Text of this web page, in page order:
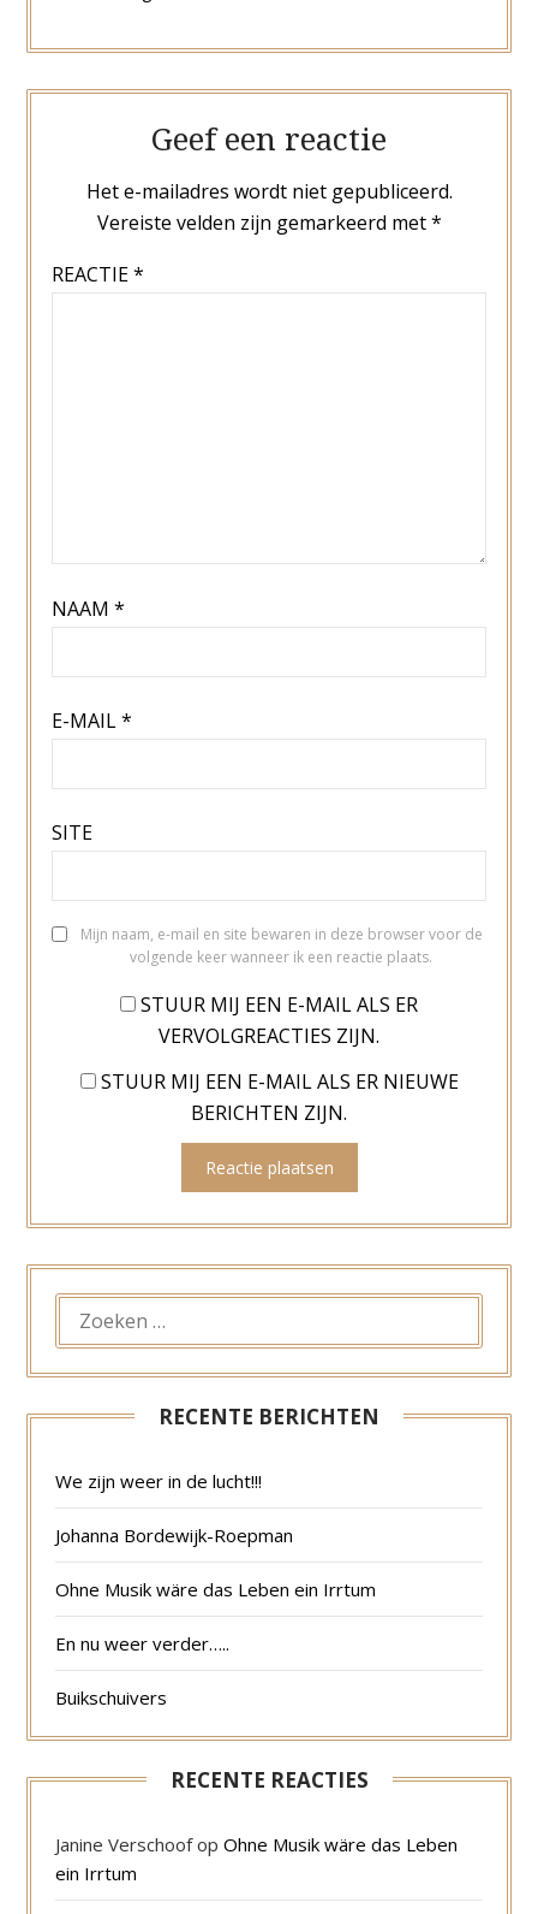
Geef een reactie
Het e-mailadres wordt niet gepubliceerd.
Vereiste velden zijn gemarkeerd met*
REACTIE*
NAAM *
E-MAIL*
SITE
Mijn naam, e-mail en site bewaren in deze browser voor de
volgende keer wanneer ik een reactie plaats.
STUUR MIJ EEN E-MAIL ALS ER
VERVOLGREACTIES ZIJN.
STUUR MIJ EEN E-MAIL ALS ER NIEUWE
BERICHTEN ZIJN.
NAAR:
RECENTE BERICHTEN
We zijn weer in de lucht!!!
Johanna Bordewijk-Roepman
Ohne Musik wäre das Leben ein Irrtum
En nu weer verder…..
Buikschuivers
RECENTE REACTIES
Janine VerschoofopOhne Musik wäre das Leben
ein Irrtum